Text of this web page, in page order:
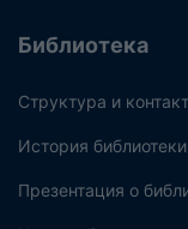
Библиотека
Структура и
История библиотеки
Презентация о